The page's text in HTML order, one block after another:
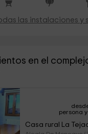
las instalaciones y
en el
persona
Casa rural La